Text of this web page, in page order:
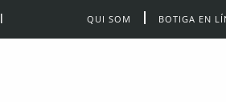
QUI SOM BOTIGA EN